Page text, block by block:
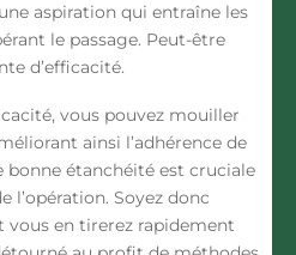
aspiration qui entraîne les
le passage. Peut-être
d’efficacité.
vous pouvez mouiller
ainsi l’adhérence de
bonne étanchéité est cruciale
l’opération. Soyez donc
vous en tirerez rapidement